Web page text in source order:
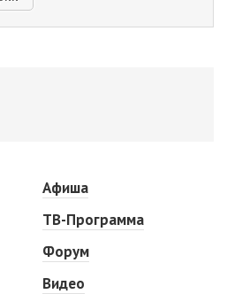
Афиша
ТВ-Программа
Форум
Видео